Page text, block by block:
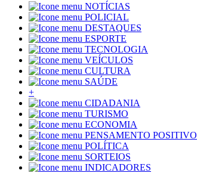
NOTÍCIAS
POLICIAL
DESTAQUES
ESPORTE
TECNOLOGIA
VEÍCULOS
CULTURA
SAÚDE
+
CIDADANIA
TURISMO
ECONOMIA
PENSAMENTO POSITIVO
POLÍTICA
SORTEIOS
INDICADORES